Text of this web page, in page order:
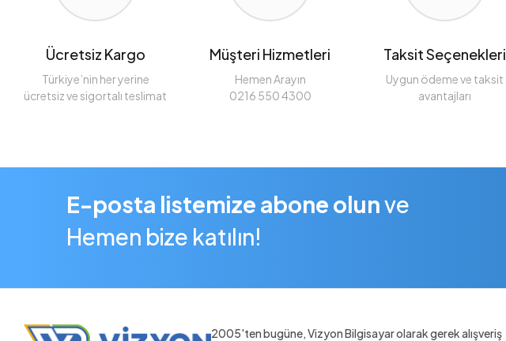
Ücretsiz Kargo
Türkiye’nin her yerine
ücretsiz ve sigortalı teslimat
Müşteri Hizmetleri
Hemen Arayın
0216 550 4300
Taksit Seçenekleri
Uygun ödeme ve taksit
avantajları
E-posta listemize abone olunve
Hemen bize katılın!
2005'ten bugüne, Vizyon Bilgisayar olarak gerek alışveriş